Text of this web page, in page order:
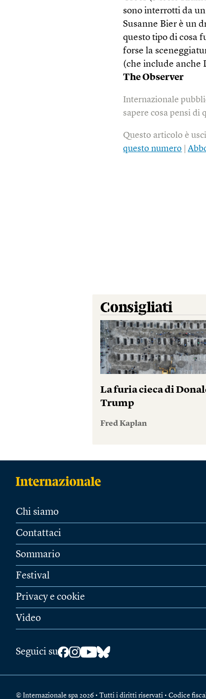
sono interrotti da
Susanne Bier è un
questo tipo di cosa
forse la
(che include anche
The Observer
Internazionale
sapere cosa pensi di
Questo articolo è
questo numero |
Consigliati
La furia cieca di
Trump
Fred Kaplan
Chi siamo
Contattaci
Sommario
Festival
Privacy e cookie
Video
Seguici su
© Internazionale spa 2026 • Tutti i diritti riservati • Codice